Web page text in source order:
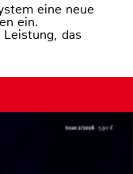
eine neue
ein.
das